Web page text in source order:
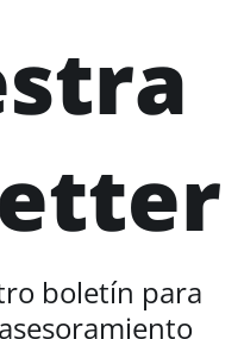
boletín para